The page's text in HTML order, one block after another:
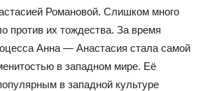
Романовой. Слишком много
против их тождества. За время
Анна — Анастасия стала самой
в западном мире. Её
в западной культуре